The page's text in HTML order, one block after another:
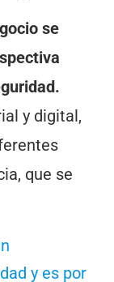
se
y digital,
que se
y es por